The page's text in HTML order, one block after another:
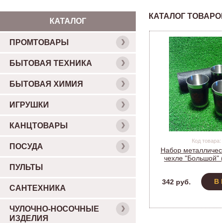
КАТАЛОГ
Код
Набор
чехле "Большой"
342 руб.
В
КАТАЛОГ
ПРОМТОВАРЫ
БЫТОВАЯ ТЕХНИКА
БЫТОВАЯ ХИМИЯ
ИГРУШКИ
КАНЦТОВАРЫ
ПОСУДА
ПУЛЬТЫ
САНТЕХНИКА
ЧУЛОЧНО-НОСОЧНЫЕ
ИЗДЕЛИЯ